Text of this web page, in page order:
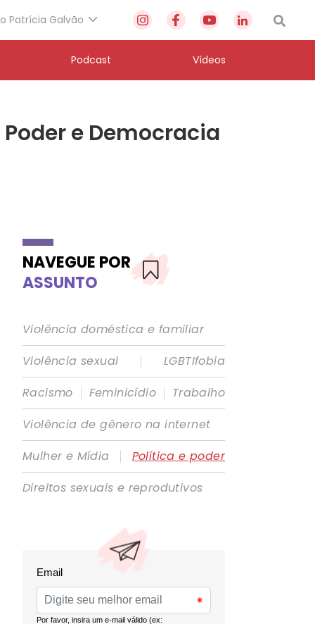
Patrícia Galvão
Podcast Vídeos
e Democracia
NAVEGUE POR
ASSUNTO
Violência doméstica e familiar
Violência sexual
|
LGBTIfobia
Racismo | Feminicídio | Trabalho
Violência de gênero na internet
Mulher e Mídia
|
Política e poder
Direitos sexuais e reprodutivos